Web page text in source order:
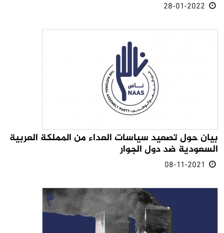
‎بيان حول تصعيد سياسات العداء من المملكة العربية
السعودية ضد دول الجوار